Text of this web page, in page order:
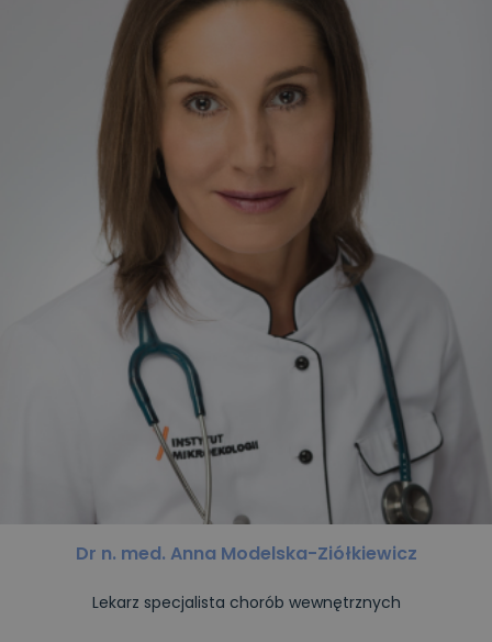
Dr n. med. Anna Modelska-Ziółkiewicz
Lekarz specjalista chorób wewnętrznych